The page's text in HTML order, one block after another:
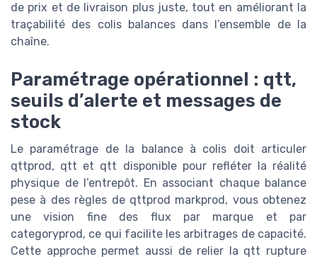
de prix et de livraison plus juste, tout en améliorant la
traçabilité des colis balances dans l’ensemble de la
chaîne.
Paramétrage opérationnel : qtt,
seuils d’alerte et messages de
stock
Le paramétrage de la balance à colis doit articuler
qttprod, qtt et qtt disponible pour refléter la réalité
physique de l’entrepôt. En associant chaque balance
pese à des règles de qttprod markprod, vous obtenez
une vision fine des flux par marque et par
categoryprod, ce qui facilite les arbitrages de capacité.
Cette approche permet aussi de relier la qtt rupture